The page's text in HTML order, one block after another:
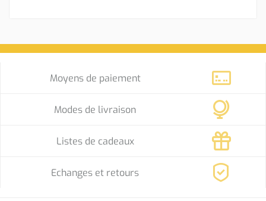
Moyens de paiement
Modes de livraison
Listes de cadeaux
Echanges et retours